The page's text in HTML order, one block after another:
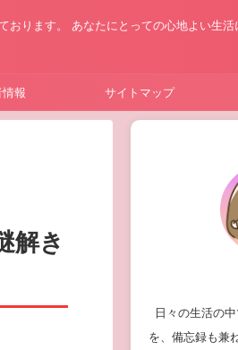
ります。 あなたにとっての心地よい生活
報 サイトマップ
解き
日々の生活の
を、備忘録も兼